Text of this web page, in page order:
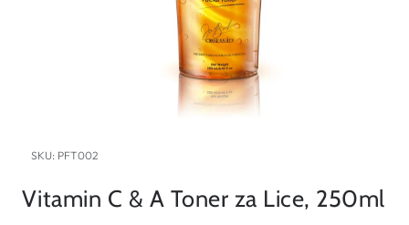
1SKU:PFT002
Vitamin C & A Toner za Lice, 250ml